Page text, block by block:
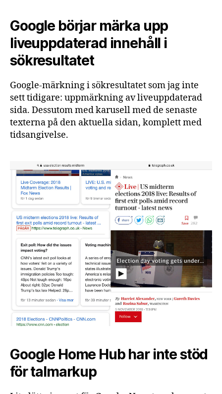
Google börjar märka upp
liveuppdaterad innehåll i
sökresultatet
Google-märkning i sökresultatet som jag inte
sett tidigare: uppmärkning av liveuppdaterad
sida. Dessutom med karusell med de senaste
texterna på den aktuella sidan, komplett med
tidsangivelse.
Google Home Hub har inte stöd
för talmarkup